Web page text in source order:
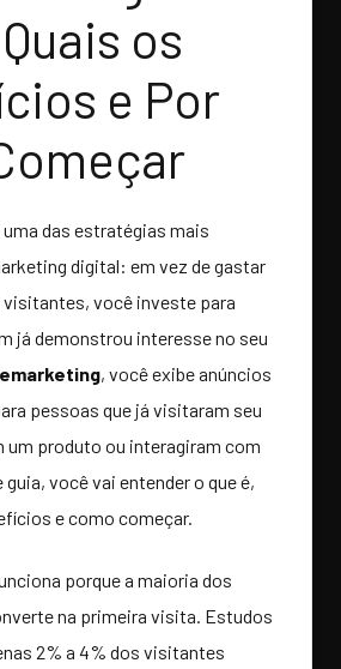
os
e Por
uma das estratégias mais
digital: em vez de gastar
você investe para
já demonstrou interesse no seu
, você exibe anúncios
pessoas que já visitaram seu
um produto ou interagiram com
você vai entender o que é,
e como começar.
porque a maioria dos
na primeira visita. Estudos
2% a 4% dos visitantes